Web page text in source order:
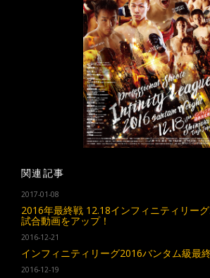
関連記事
2017-01-08
2016年最終戦 12.18インフィニティリー
試合動画をアップ！
2016-12-21
インフィニティリーグ2016バンタム級最
2016-12-19